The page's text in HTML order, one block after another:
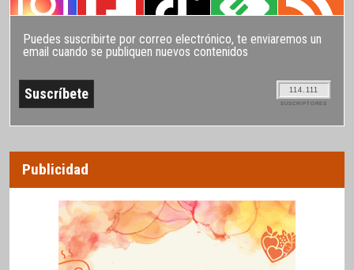
Puedes suscribirte por correo electrónico, te enviaremos un
email cuando se publiquen nuevos contenidos
114.111
SUSCRIPTORES
Publicidad